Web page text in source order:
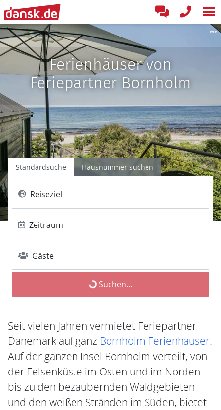
Ferienhäuser von
Feriepartner Bornholm
Standardsuche Hausnummer suchen
Reiseziel
Zeitraum
Gäste
Suchen...
Seit vielen Jahren vermietet Feriepartner
Dänemark auf ganz Bornholm Ferienhäuser.
Auf der ganzen Insel Bornholm verteilt, von
der Felsenküste im Osten und im Norden
bis zu den bezaubernden Waldgebieten
und den weißen Stränden im Süden, bietet